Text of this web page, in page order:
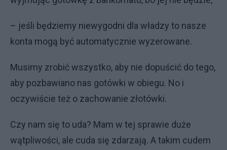
– jeśli będziemy niewygodni dla władzy to nasze
konta mogą być automatycznie wyzerowane.
Musimy zrobić wszystko, aby nie dopuścić do tego,
aby pozbawiano nas gotówki w obiegu. No i
oczywiście też o zachowanie złotówki.
Czy nam się to uda? Mam w tej sprawie duże
wątpliwości, ale cuda się zdarzają. A takim cudem